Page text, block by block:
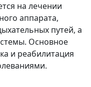
на лечении
аппарата,
путей, а
Основное
и реабилитация